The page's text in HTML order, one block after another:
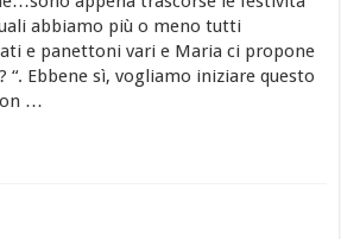
abbiamo più o meno tutti
e panettoni vari e Maria ci propone
“. Ebbene sì, vogliamo iniziare questo
…